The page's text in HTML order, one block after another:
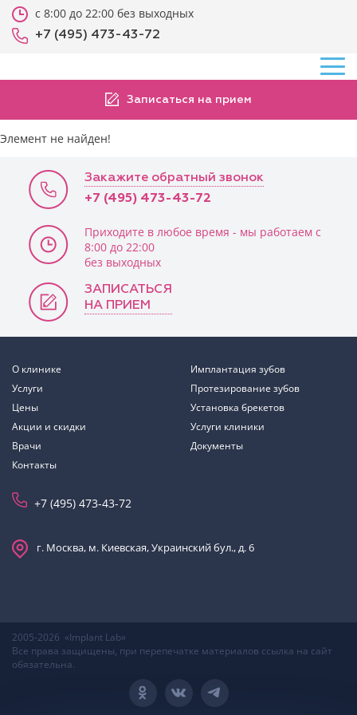
с 8:00 до 22:00 без выходных
+7 (495) 473-43-72
Записаться на прием
Элемент не найден!
Закажите обратный звонок
+7 (495) 473-43-72
Приходите в любое время - мы работаем с
8:00 до 22:00
без выходных
ЗАПИСАТЬСЯ
НА ПРИЕМ
О клинике
Услуги
Цены
Акции и скидки
Врачи
Контакты
Имплантация зубов
Протезирование зубов
Установка брекетов
Услуги клиники
Документы
+7 (495) 473-43-72
г. Москва, м. Киевская, Украинский бул., д. 6
2005-2026 «Implant Lab»
Все права защищены, при перепечатке материалов ссылка на сайт
обязательна.